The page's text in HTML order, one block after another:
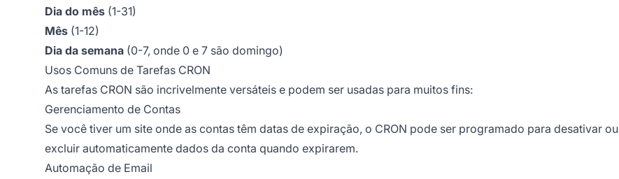
Dia do mês (1-31)
Mês (1-12)
Dia da semana (0-7, onde 0 e 7 são domingo)
Usos Comuns de Tarefas CRON
As tarefas CRON são incrivelmente versáteis e podem ser usadas para muitos fins:
Gerenciamento de Contas
Se você tiver um site onde as contas têm datas de expiração, o CRON pode ser programado para desativar ou
excluir automaticamente dados da conta quando expirarem.
Automação de Email